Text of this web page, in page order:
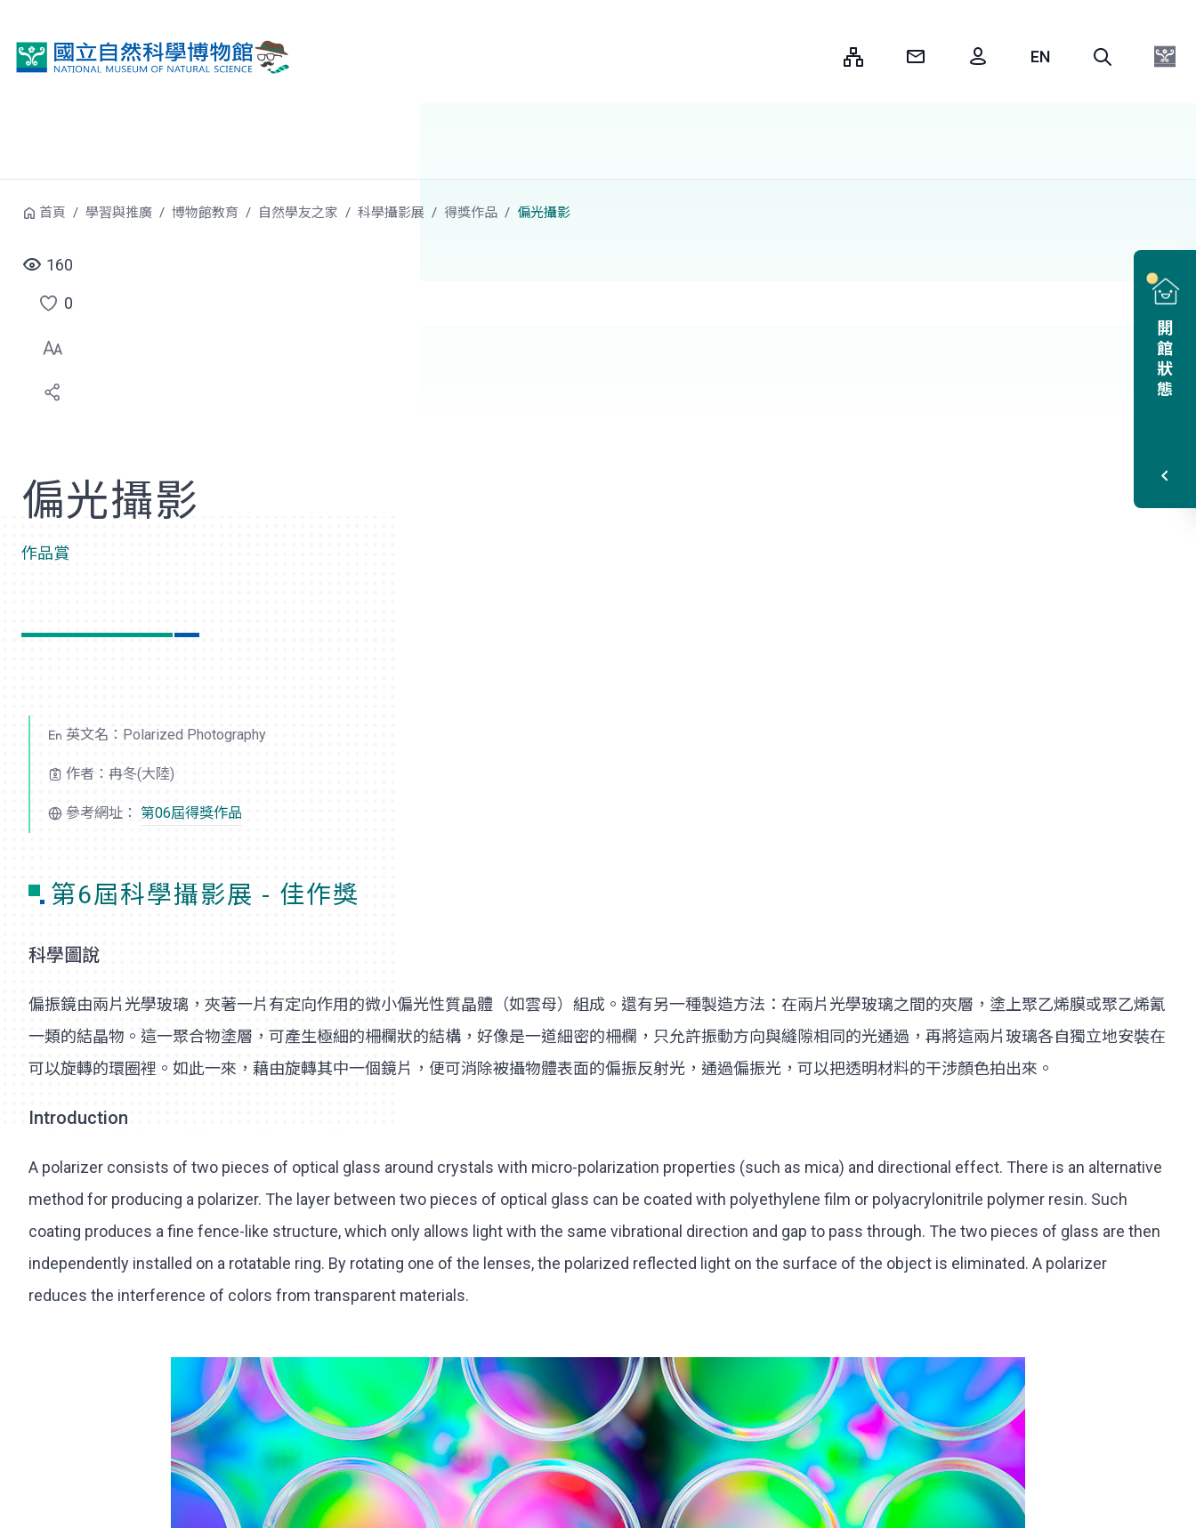
開館狀態
首頁 學習與推廣 博物館教育 自然學友之家 科學攝影展 得獎作品 偏光攝影
160
點
選
喜
0
偏光攝影
作品賞
英文名：Polarized Photography
作者：冉冬(大陸)
參考網址： 第06屆得獎作品
第6屆科學攝影展 - 佳作獎
科學圖說
偏振鏡由兩片光學玻璃，夾著一片有定向作用的微小偏光性質晶體（如雲母）組成。還有另一種製造方法：在兩片光學玻璃之間的夾層，塗上聚乙烯膜或聚乙烯氰
一類的結晶物。這一聚合物塗層，可產生極細的柵欄狀的結構，好像是一道細密的柵欄，只允許振動方向與縫隙相同的光通過，再將這兩片玻璃各自獨立地安裝在
可以旋轉的環圈裡。如此一來，藉由旋轉其中一個鏡片，便可消除被攝物體表面的偏振反射光，通過偏振光，可以把透明材料的干涉顏色拍出來。
Introduction
A polarizer consists of two pieces of optical glass around crystals with micro-polarization properties (such as mica) and directional effect. There is an alternative
method for producing a polarizer. The layer between two pieces of optical glass can be coated with polyethylene film or polyacrylonitrile polymer resin. Such
coating produces a fine fence-like structure, which only allows light with the same vibrational direction and gap to pass through. The two pieces of glass are then
independently installed on a rotatable ring. By rotating one of the lenses, the polarized reflected light on the surface of the object is eliminated. A polarizer
reduces the interference of colors from transparent materials.